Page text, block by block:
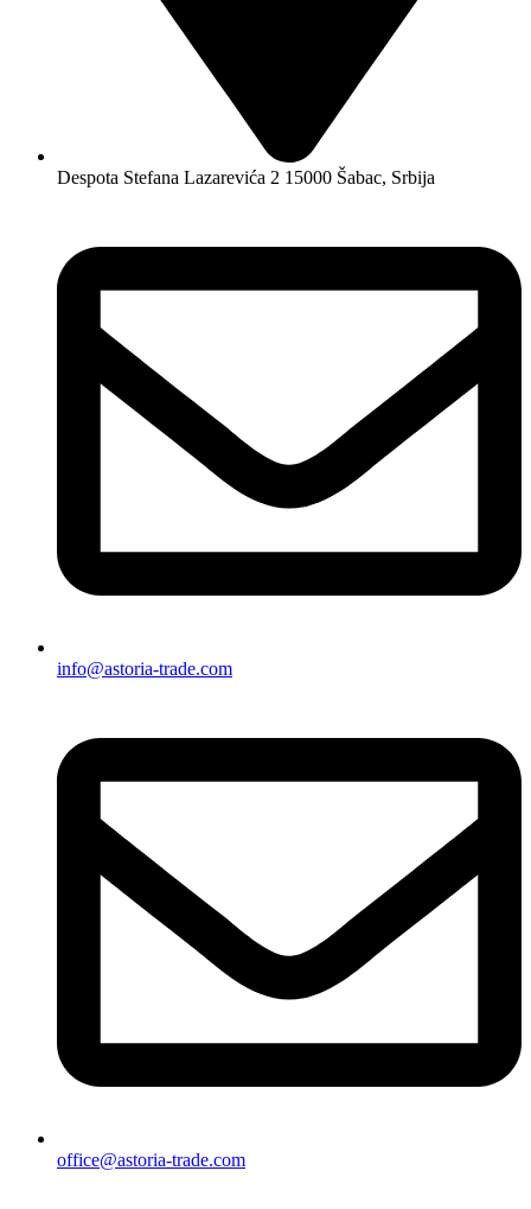
Despota Stefana Lazarevića 2 15000 Šabac, Srbija
info@astoria-trade.com
office@astoria-trade.com